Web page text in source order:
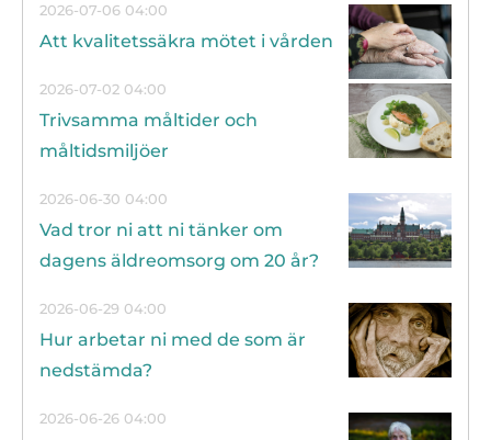
2026-07-06 04:00
Att kvalitetssäkra mötet i vården
2026-07-02 04:00
Trivsamma måltider och
måltidsmiljöer
2026-06-30 04:00
Vad tror ni att ni tänker om
dagens äldreomsorg om 20 år?
2026-06-29 04:00
Hur arbetar ni med de som är
nedstämda?
2026-06-26 04:00